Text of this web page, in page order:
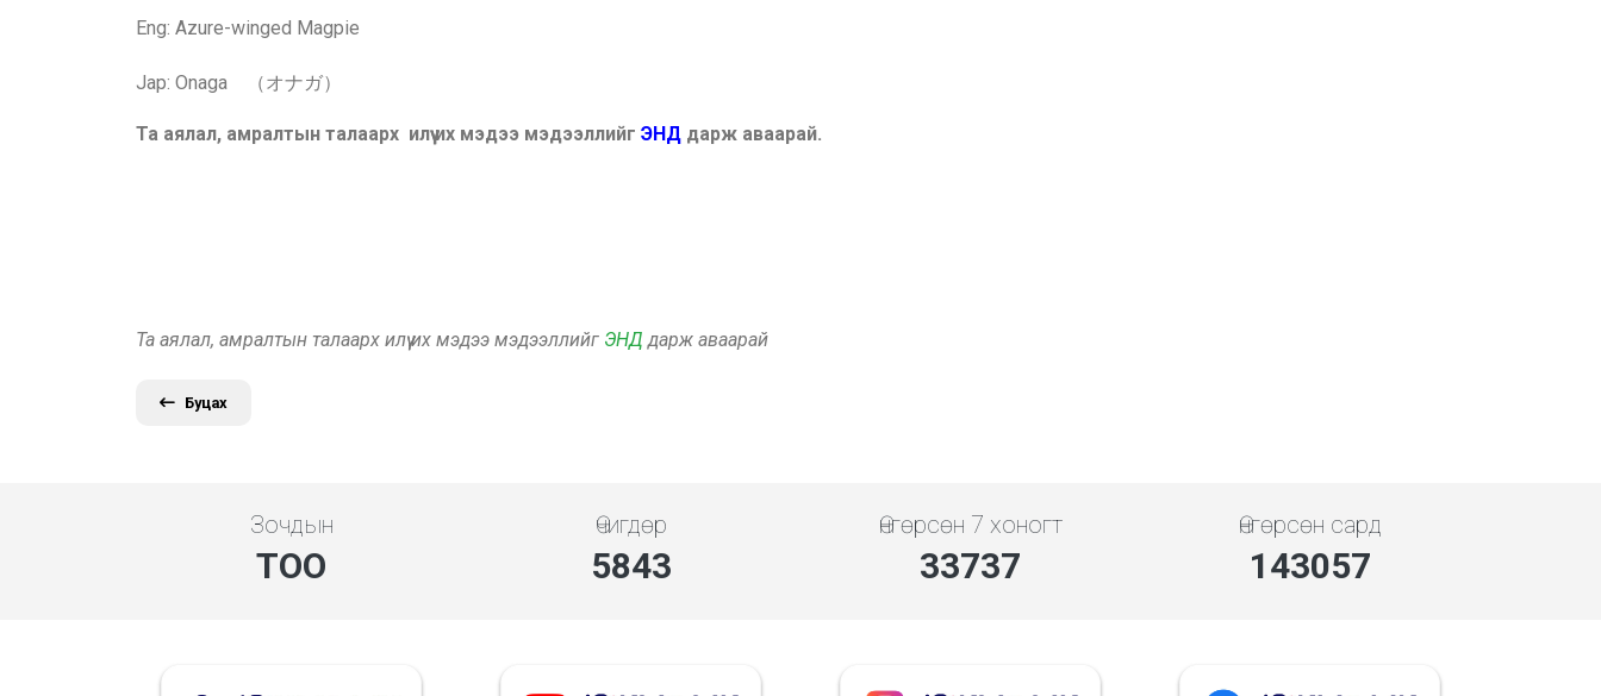
Eng: Azure-winged Magpie
Jap: Onaga （オナガ）
Та аялал, амралтын талаарх илүү их мэдээ мэдээллийг ЭНД дарж аваарай.
Та аялал, амралтын талаарх илүү их мэдээ мэдээллийг ЭНД дарж аваарай
Буцах
Зочдын
ТОО
Өчигдөр
5843
Өнгөрсөн 7 хоногт
33737
Өнгөрсөн сард
143057